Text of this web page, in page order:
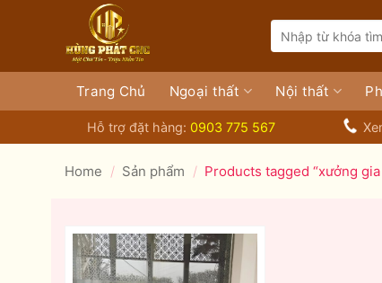
dung
for:
Trang Chủ Ngoại thất Nội thất
Hỗ trợ đặt hàng: 0903 775 567
Home / Sản phẩm / Products tagged “xưởng